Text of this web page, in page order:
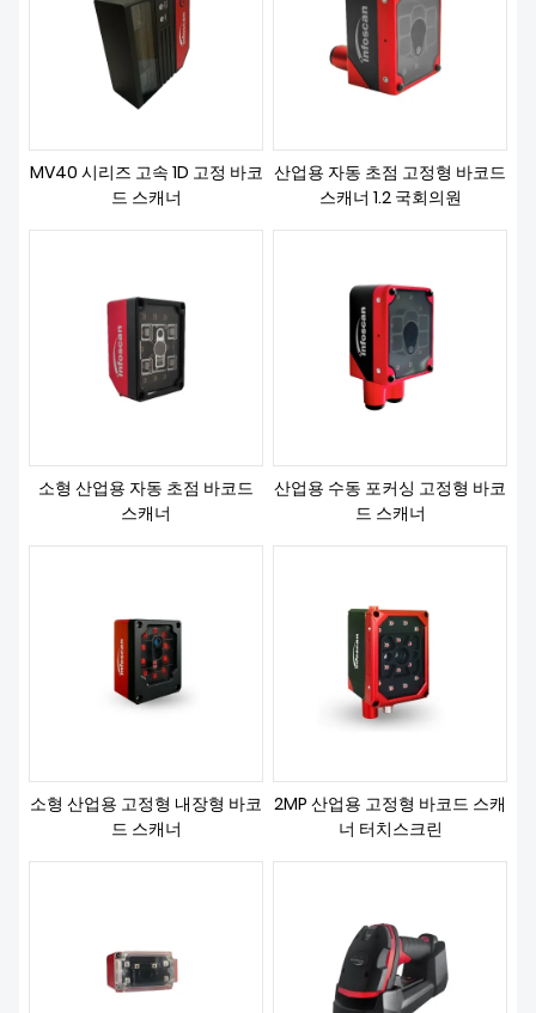
MV40 시리즈 고속 1D 고정 바코
드 스캐너
산업용 자동 초점 고정형 바코드
스캐너 1.2 국회의원
소형 산업용 자동 초점 바코드
스캐너
산업용 수동 포커싱 고정형 바코
드 스캐너
소형 산업용 고정형 내장형 바코
드 스캐너
2MP 산업용 고정형 바코드 스캐
너 터치스크린